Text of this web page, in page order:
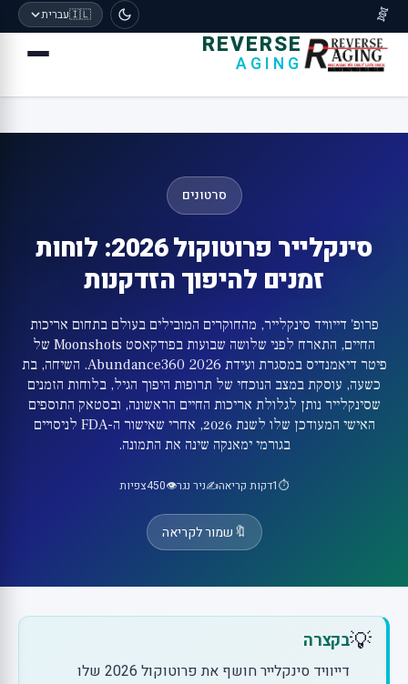
🧬
🇮🇱עברית
REVERSE
AGING
סרטונים
סינקלייר פרוטוקול 2026: לוחות
זמנים להיפוך הזדקנות
פרופ' דייוויד סינקלייר, מהחוקרים המובילים בעולם בתחום אריכות
החיים, התארח לפני שלושה שבועות בפודקאסט Moonshots של
פיטר דיאמנדיס במסגרת ועידת Abundance360 2026. השיחה, בת
כשעה, עוסקת במצב הנוכחי של תרופות היפוך הגיל, בלוחות הזמנים
שסינקלייר נותן לגלולת אריכות החיים הראשונה, ובסטאק התוספים
האישי המעודכן שלו לשנת 2026, אחרי שאישור ה-FDA לניסויים
בגורמי ימאנקה שינה את התמונה.
⏱️
1דקות קריאה✍️ניר נגר👁️
450צפיות
🔖שמור לקריאה
💡בקצרה
דייוויד סינקלייר חושף את פרוטוקול 2026 שלו